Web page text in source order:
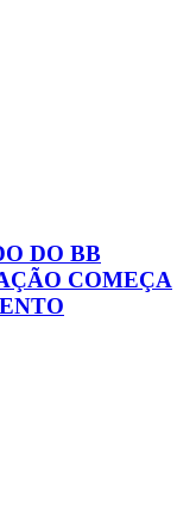
DO BB
COMEÇA